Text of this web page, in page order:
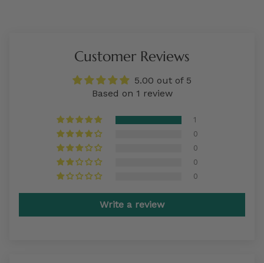
Customer Reviews
5.00 out of 5
Based on 1 review
1
0
0
0
0
Write a review